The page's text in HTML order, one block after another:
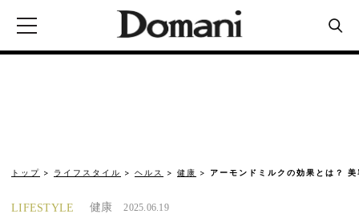
トップ ライフスタイル ヘルス 健康 アーモンドミルクの効果とは？
LIFESTYLE 健康 2025.06.19